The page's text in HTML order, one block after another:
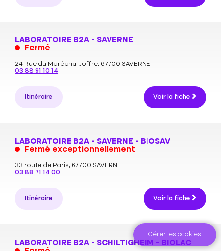
LABORATOIRE B2A - SAVERNE
Fermé
24 Rue du Maréchal Joffre, 67700 SAVERNE
03 88 91 10 14
Itinéraire Voir la fiche
LABORATOIRE B2A - SAVERNE - BIOSAV
Fermé exceptionnellement
33 route de Paris, 67700 SAVERNE
03 88 71 14 00
Itinéraire Voir la fiche
LABORATOIRE B2A - SCHILTIGHEIM - BIOLAC
Gérer les cookies